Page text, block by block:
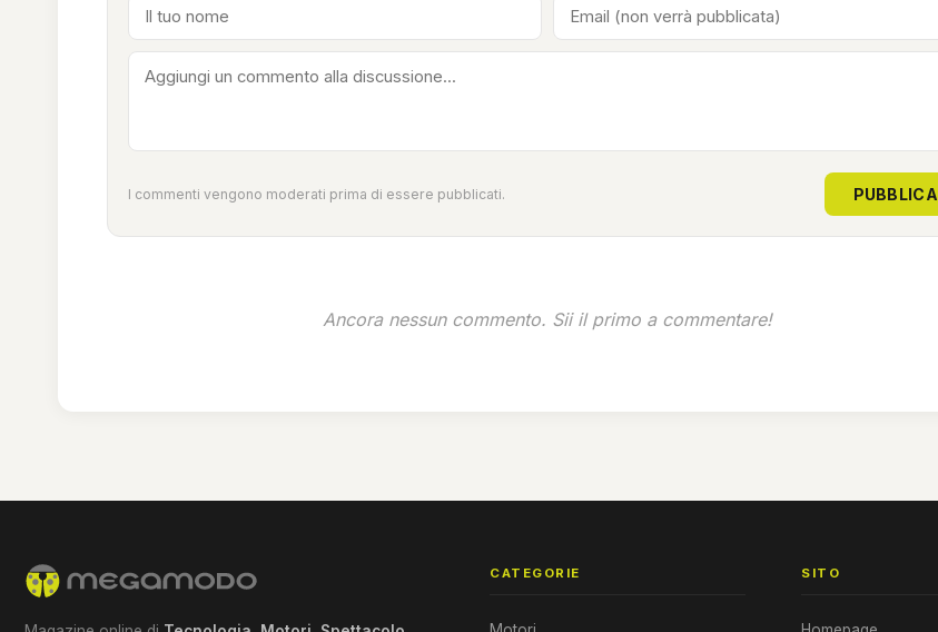
I commenti vengono moderati prima di essere pubblicati. PUBBLICA
Ancora nessun commento. Sii il primo a commentare!
CATEGORIE SITO